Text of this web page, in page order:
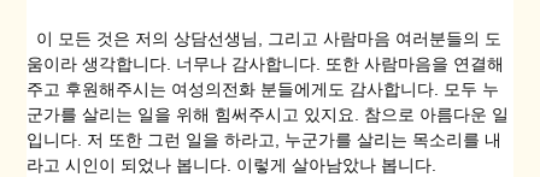
이 모든 것은 저의 상담선생님, 그리고 사람마음 여러분들의 도
움이라 생각합니다. 너무나 감사합니다. 또한 사람마음을 연결해
주고 후원해주시는 여성의전화 분들에게도 감사합니다. 모두 누
군가를 살리는 일을 위해 힘써주시고 있지요. 참으로 아름다운 일
입니다. 저 또한 그런 일을 하라고, 누군가를 살리는 목소리를 내
라고 시인이 되었나 봅니다. 이렇게 살아남았나 봅니다.